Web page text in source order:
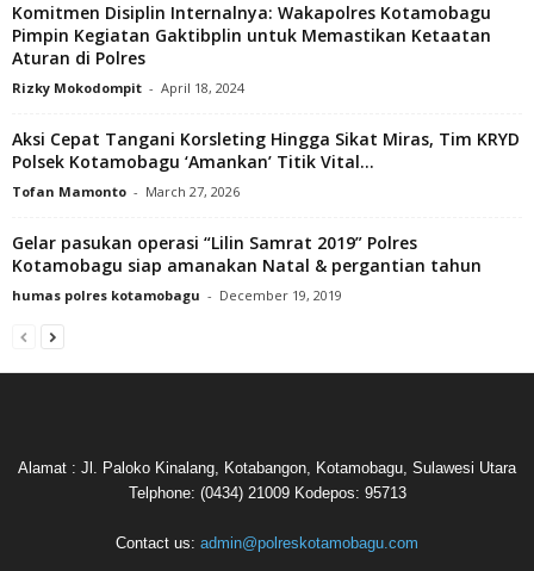
Komitmen Disiplin Internalnya: Wakapolres Kotamobagu
Pimpin Kegiatan Gaktibplin untuk Memastikan Ketaatan
Aturan di Polres
Rizky Mokodompit - April 18, 2024
Aksi Cepat Tangani Korsleting Hingga Sikat Miras, Tim KRYD
Polsek Kotamobagu ‘Amankan’ Titik Vital...
Tofan Mamonto - March 27, 2026
Gelar pasukan operasi “Lilin Samrat 2019” Polres
Kotamobagu siap amanakan Natal & pergantian tahun
humas polres kotamobagu - December 19, 2019
Alamat : Jl. Paloko Kinalang, Kotabangon, Kotamobagu, Sulawesi Utara
Telphone: (0434) 21009 Kodepos: 95713
Contact us: admin@polreskotamobagu.com